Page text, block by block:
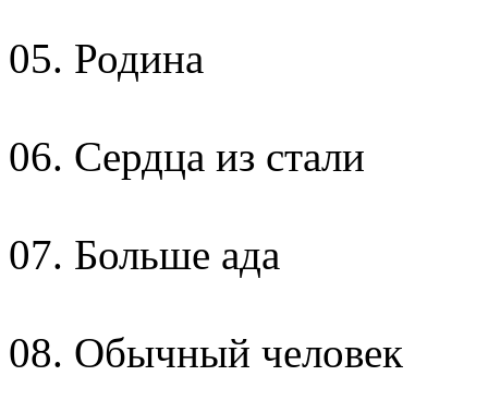
05. Родина
06. Сердца из стали
07. Больше ада
08. Обычный человек